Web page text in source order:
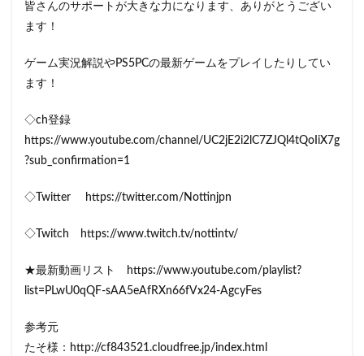
皆さんのサポートが大きな力になります、ありがとうござい
ます！
ゲーム実況解説やPS5PCの最新ゲームをプレイしたりしてい
ます！
◇ch登録
https://www.youtube.com/channel/UC2jE2i2lC7ZJQl4tQoIiX7g
?sub_confirmation=1
◇Twitter https://twitter.com/Nottinjpn
◇Twitch https://www.twitch.tv/nottintv/
★最新動画リスト https://www.youtube.com/playlist?
list=PLwU0qQF-sAA5eAfRXn66fVx24-AgcyFes
参考元
たそ様：http://cf843521.cloudfree.jp/index.html